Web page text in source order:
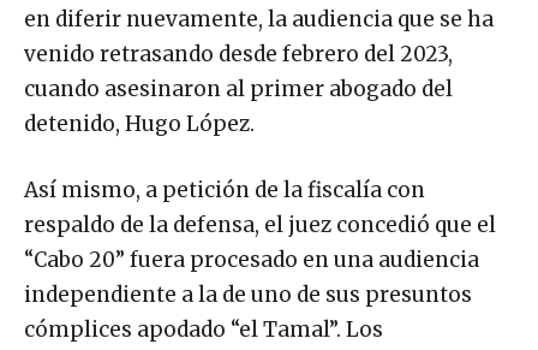
en diferir nuevamente, la audiencia que se ha
venido retrasando desde febrero del 2023,
cuando asesinaron al primer abogado del
detenido, Hugo López.
Así mismo, a petición de la fiscalía con
respaldo de la defensa, el juez concedió que el
“Cabo 20” fuera procesado en una audiencia
independiente a la de uno de sus presuntos
cómplices apodado “el Tamal”. Los